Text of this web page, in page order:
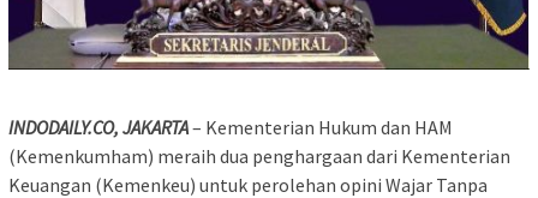
INDODAILY.CO, JAKARTA– Kementerian Hukum dan HAM
(Kemenkumham) meraih dua penghargaan dari Kementerian
Keuangan (Kemenkeu) untuk perolehan opini Wajar Tanpa